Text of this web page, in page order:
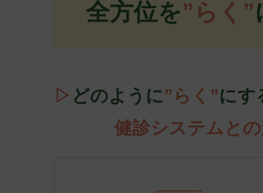
全方位を”らく”
▷ どのように”らく”にす
健診システムと